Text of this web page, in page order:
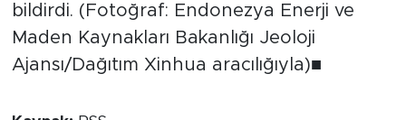
bildirdi. (Fotoğraf: Endonezya Enerji ve
Maden Kaynakları Bakanlığı Jeoloji
Ajansı/Dağıtım Xinhua aracılığıyla)■